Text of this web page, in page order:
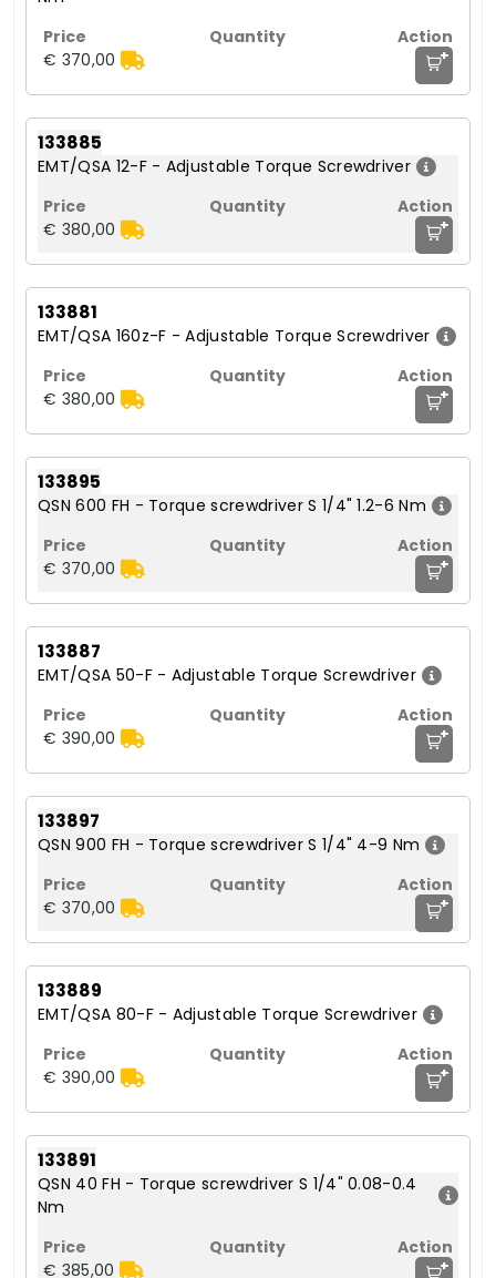
€ 370,00 +
133885
EMT/QSA 12-F - Adjustable Torque Screwdriver
€ 380,00 +
133881
EMT/QSA 160z-F - Adjustable Torque Screwdriver
€ 380,00 +
133895
QSN 600 FH - Torque screwdriver S 1/4" 1.2-6 Nm
€ 370,00 +
133887
EMT/QSA 50-F - Adjustable Torque Screwdriver
€ 390,00 +
133897
QSN 900 FH - Torque screwdriver S 1/4" 4-9 Nm
€ 370,00 +
133889
EMT/QSA 80-F - Adjustable Torque Screwdriver
€ 390,00 +
133891
QSN 40 FH - Torque screwdriver S 1/4" 0.08-0.4
Nm
€ 385,00 +